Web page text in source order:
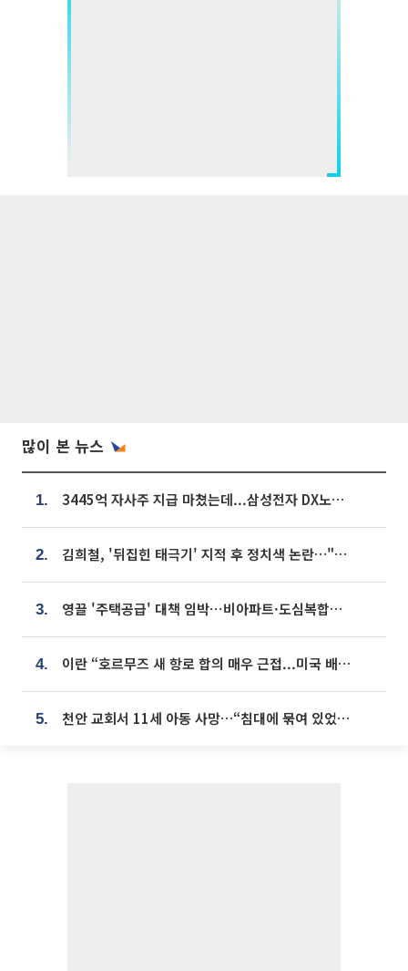
많이 본 뉴스
1. 3445억 자사주 지급 마쳤는데...삼성전자 DX노조, 뒤늦은 '떼쓰기 집회'
2. 김희철, '뒤집힌 태극기' 지적 후 정치색 논란…"좌우 떠나 우리나라 국기"
3. 영끌 '주택공급' 대책 임박⋯비아파트·도심복합까지 총동원
4. 이란 “호르무즈 새 항로 합의 매우 근접...미국 배상 먼저”
5. 천안 교회서 11세 아동 사망…“침대에 묶여 있었다” 진술 확보